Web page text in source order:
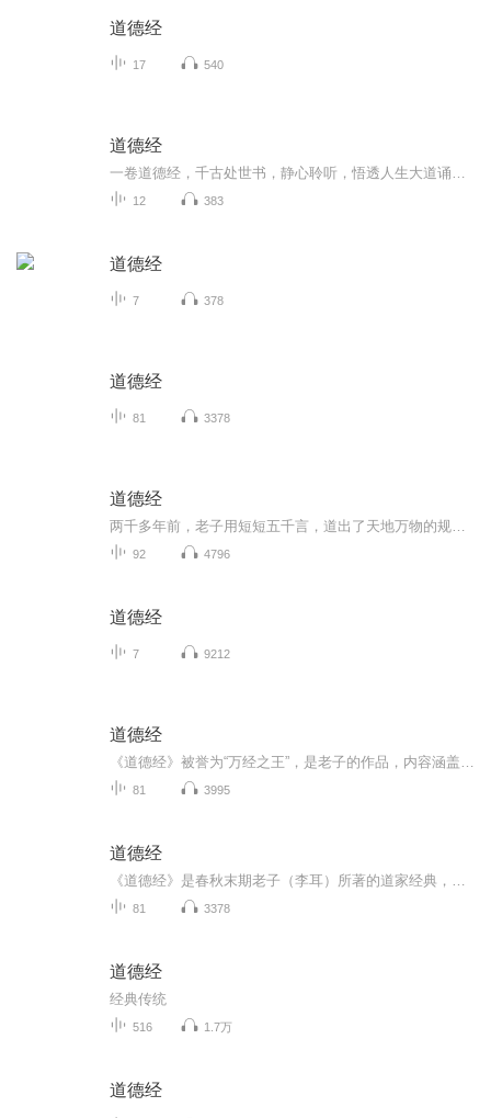
道德经
17 540
道德经
12 383
道德经
7 378
道德经
81 3378
道德经
92 4796
道德经
7 9212
道德经
81 3995
道德经
81 3378
道德经
经典传统
516 1.7万
道德经